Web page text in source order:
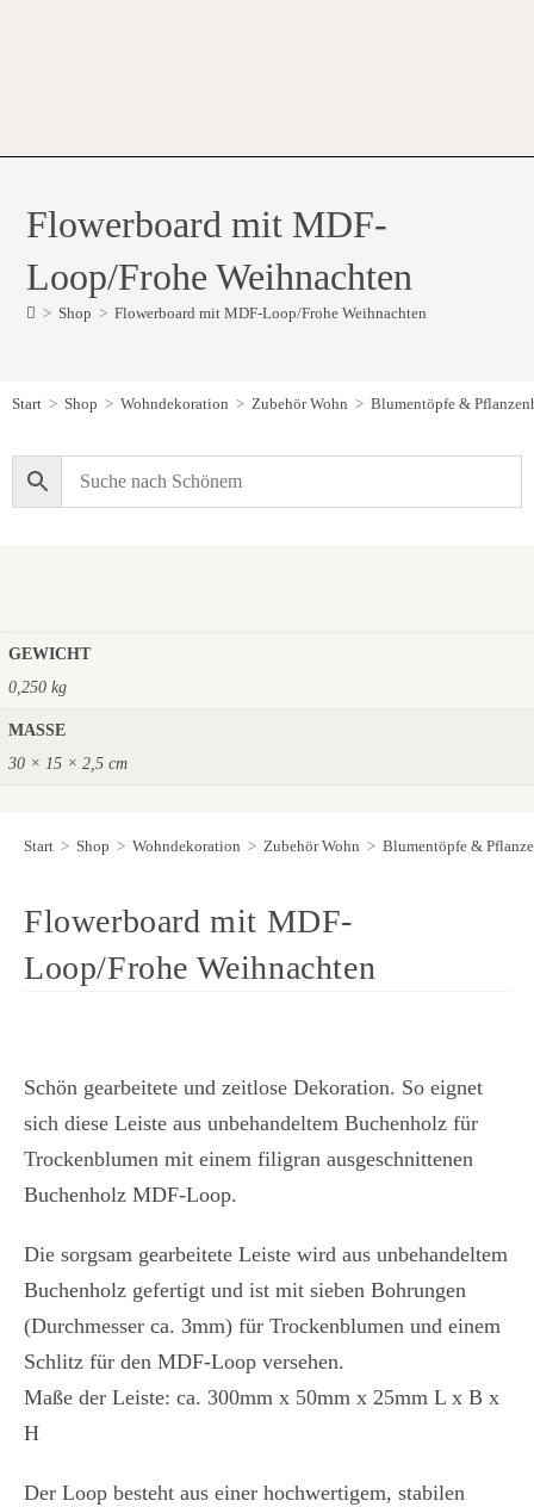
Flowerboard mit MDF-
Loop/Frohe Weihnachten
> Shop > Flowerboard mit MDF-Loop/Frohe Weihnachten
Start > Shop > Wohndekoration > Zubehör Wohn > Blumentöpfe &
GEWICHT
0,250 kg
MASSE
30 × 15 × 2,5 cm
Start > Shop > Wohndekoration > Zubehör Wohn > Blumentöpfe &
Flowerboard mit MDF-
Loop/Frohe Weihnachten
Schön gearbeitete und zeitlose Dekoration. So eignet
sich diese Leiste aus unbehandeltem Buchenholz für
Trockenblumen mit einem filigran ausgeschnittenen
Buchenholz MDF-Loop.
Die sorgsam gearbeitete Leiste wird aus unbehandeltem
Buchenholz gefertigt und ist mit sieben Bohrungen
(Durchmesser ca. 3mm) für Trockenblumen und einem
Schlitz für den MDF-Loop versehen.
Maße der Leiste: ca. 300mm x 50mm x 25mm L x B x
H
Der Loop besteht aus einer hochwertigem, stabilen